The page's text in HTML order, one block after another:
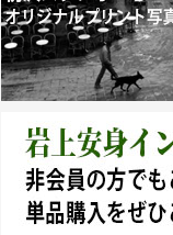
金 盛起 様
塩川 晃平 様
松本益美 様
井出 隆太 様
岩井祐子 様
藤田英之 様
藤岡比左志 様
井出 隆太 様